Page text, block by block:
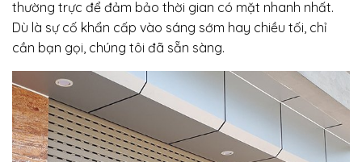
thường trực để đảm bảo thời gian có mặt nhanh nhất.
Dù là sự cố khẩn cấp vào sáng sớm hay chiều tối, chỉ
cần bạn gọi, chúng tôi đã sẵn sàng.